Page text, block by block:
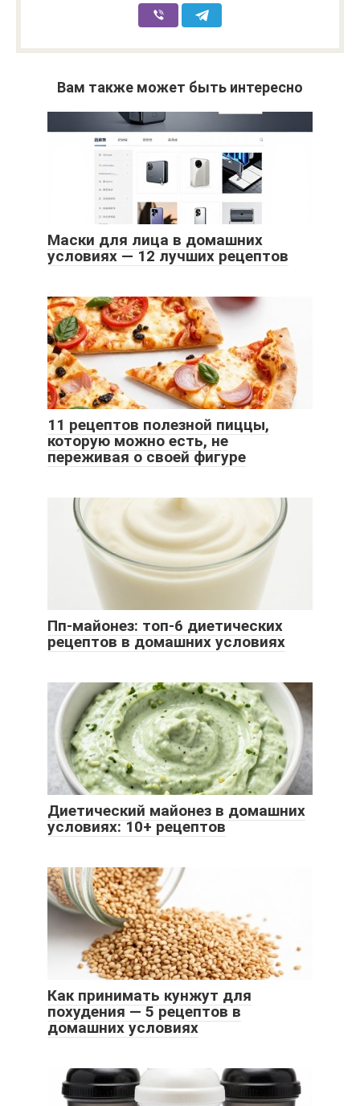
Вам также может быть интересно
Маски для лица в домашних
условиях — 12 лучших рецептов
11 рецептов полезной пиццы,
которую можно есть, не
переживая о своей фигуре
Пп-майонез: топ-6 диетических
рецептов в домашних условиях
Диетический майонез в домашних
условиях: 10+ рецептов
Как принимать кунжут для
похудения — 5 рецептов в
домашних условиях